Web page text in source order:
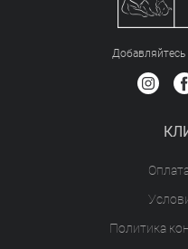
Добавляйтесь
Политика